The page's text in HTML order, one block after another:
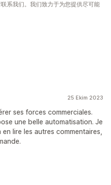
系我们。我们致力于为您提供尽可能
25 Ekim 2023
ses forces commerciales.
une belle automatisation. Je
lire les autres commentaires,